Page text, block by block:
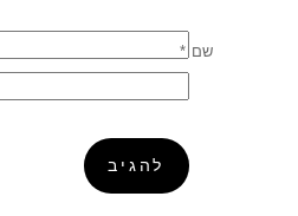
שם *